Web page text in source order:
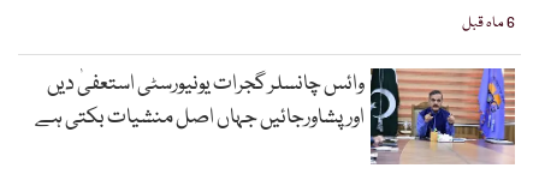
6 ماہ قبل
وائس چانسلر گجرات یونیورسٹی استعفیٰ دیں
اورپشاورجائیں جہاں اصل منشیات بکتی ہے